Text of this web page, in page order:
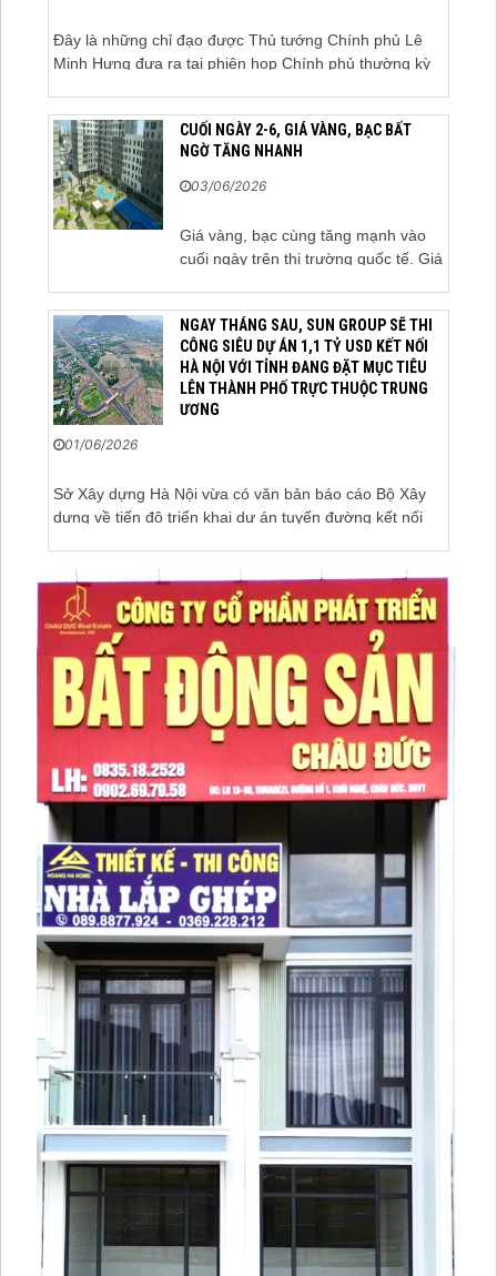
Đây là những chỉ đạo được Thủ tướng Chính phủ Lê
Minh Hưng đưa ra tại phiên họp Chính phủ thường kỳ
Minh Hưng đã chủ trì phiên họp Chính phủ thường...
CUỐI NGÀY 2-6, GIÁ VÀNG, BẠC BẤT
NGỜ TĂNG NHANH
03/06/2026
Giá vàng, bạc cùng tăng mạnh vào
cuối ngày trên thị trường quốc tế. Giá
trên thị trường quốc tế được giao
dịch ở mức 4.520 USD/ounce, tăng
khoảng 35 USD/ounce so với buổi
sáng. Trong phiên, có thời điểm giá
vàng...
NGAY THÁNG SAU, SUN GROUP SẼ THI
CÔNG SIÊU DỰ ÁN 1,1 TỶ USD KẾT NỐI
HÀ NỘI VỚI TỈNH ĐANG ĐẶT MỤC TIÊU
LÊN THÀNH PHỐ TRỰC THUỘC TRUNG
ƯƠNG
01/06/2026
Sở Xây dựng Hà Nội vừa có văn bản báo cáo Bộ Xây
dựng về tiến độ triển khai dự án tuyến đường kết nối
ghi nhận nhiều kết...